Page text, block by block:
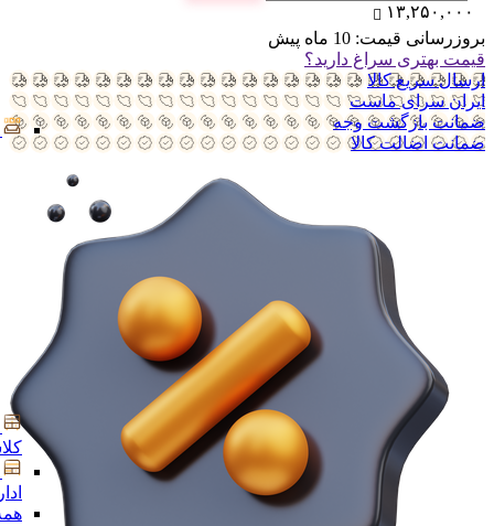
۱۳,۲۵۰,۰۰۰
بروزرسانی قیمت: 10 ماه پیش
قیمت بهتری سراغ دارید؟
ارسال سریع کالا
ایران سرای ماست
ضمانت بازگشت وجه
ضمانت اضالت کالا